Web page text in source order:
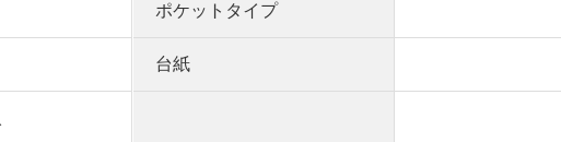
ポケットタイプ
台紙